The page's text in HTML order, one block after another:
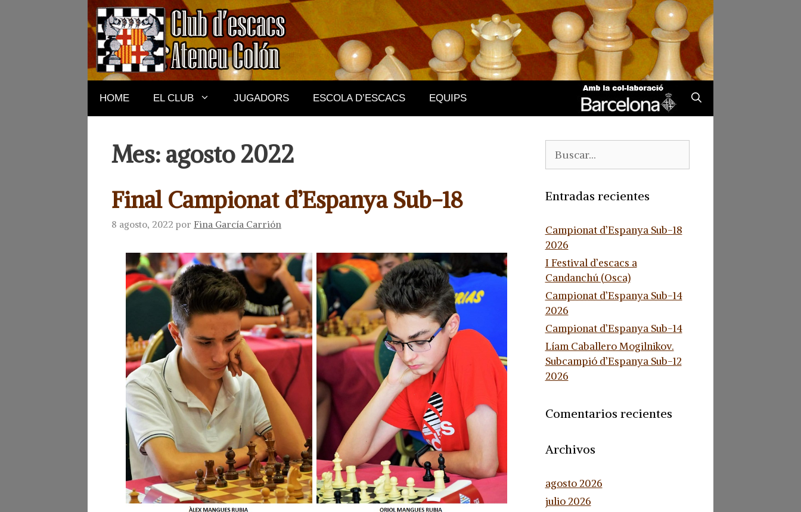
HOME EL CLUB JUGADORS ESCOLA D’ESCACS EQUIPS
Mes: agosto 2022
Final Campionat d’Espanya Sub-18
8 agosto, 2022 por Fina García Carrión
Entradas recientes
Campionat d’Espanya Sub-18
2026
I Festival d’escacs a
Candanchú (Osca)
Campionat d’Espanya Sub-14
2026
Campionat d’Espanya Sub-14
Líam Caballero Mogilnikov.
Subcampió d’Espanya Sub-12
2026
Comentarios recientes
Archivos
agosto 2026
julio 2026